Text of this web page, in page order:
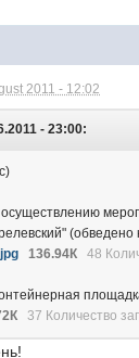
2011 - 12:02
- 23:00:
осуществлению
136.94К 48
37 Количество